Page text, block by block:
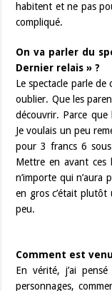
habitent et ne pas
compliqué.
On va parler du
Dernier relais » ?
Le spectacle parle de
oublier. Que les
découvrir. Parce que
Je voulais un peu
pour 3 francs 6
Mettre en avant ces
n’importe qui n’aura
en gros c’était plutôt
peu.
Comment est
En vérité, j’ai
personnages,